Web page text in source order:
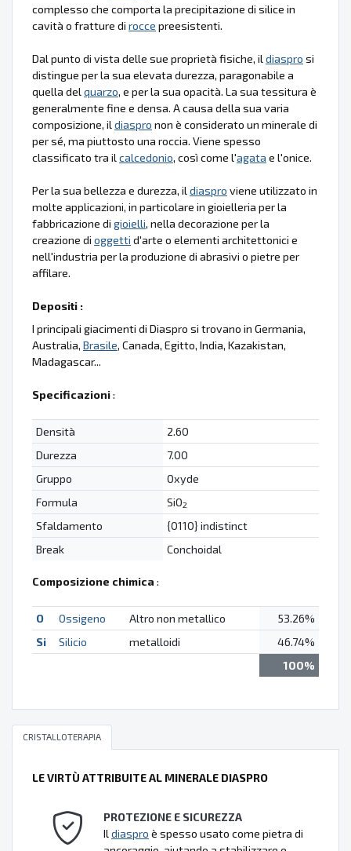
complesso che comporta la precipitazione di silice in
cavità o fratture di rocce preesistenti.
Dal punto di vista delle sue proprietà fisiche, il diaspro si
distingue per la sua elevata durezza, paragonabile a
quella del quarzo, e per la sua opacità. La sua tessitura è
generalmente fine e densa. A causa della sua varia
composizione, il diaspro non è considerato un minerale di
per sé, ma piuttosto una roccia. Viene spesso
classificato tra il calcedonio, così come l'agata e l'onice.
Per la sua bellezza e durezza, il diaspro viene utilizzato in
molte applicazioni, in particolare in gioielleria per la
fabbricazione di gioielli, nella decorazione per la
creazione di oggetti d'arte o elementi architettonici e
nell'industria per la produzione di abrasivi o pietre per
affilare.
Depositi :
I principali giacimenti di Diaspro si trovano in Germania,
Australia, Brasile, Canada, Egitto, India, Kazakistan,
Madagascar...
Specificazioni:
Densità
2.60
Durezza
7.00
Gruppo
Oxyde
Formula
SiO2
Sfaldamento
{0110} indistinct
Break
Conchoidal
Composizione chimica :
O Ossigeno Altro non metallico
53.26%
Si
Silicio metalloidi
46.74%
100%
CRISTALLOTERAPIA
LE VIRTÙ ATTRIBUITE AL MINERALE DIASPRO
PROTEZIONE E SICUREZZA
Il diaspro è spesso usato come pietra di